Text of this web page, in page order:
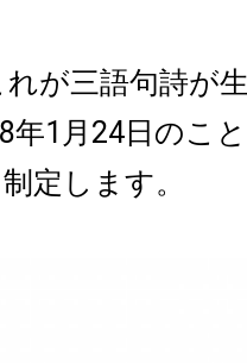
が三語句詩が
年1月24日のこ
定します。